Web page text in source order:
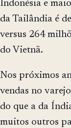
Indonésia e
da Tailândia é
versus 264
do Vietnã.
Nos próximos
vendas no
do que a da
muitos outros